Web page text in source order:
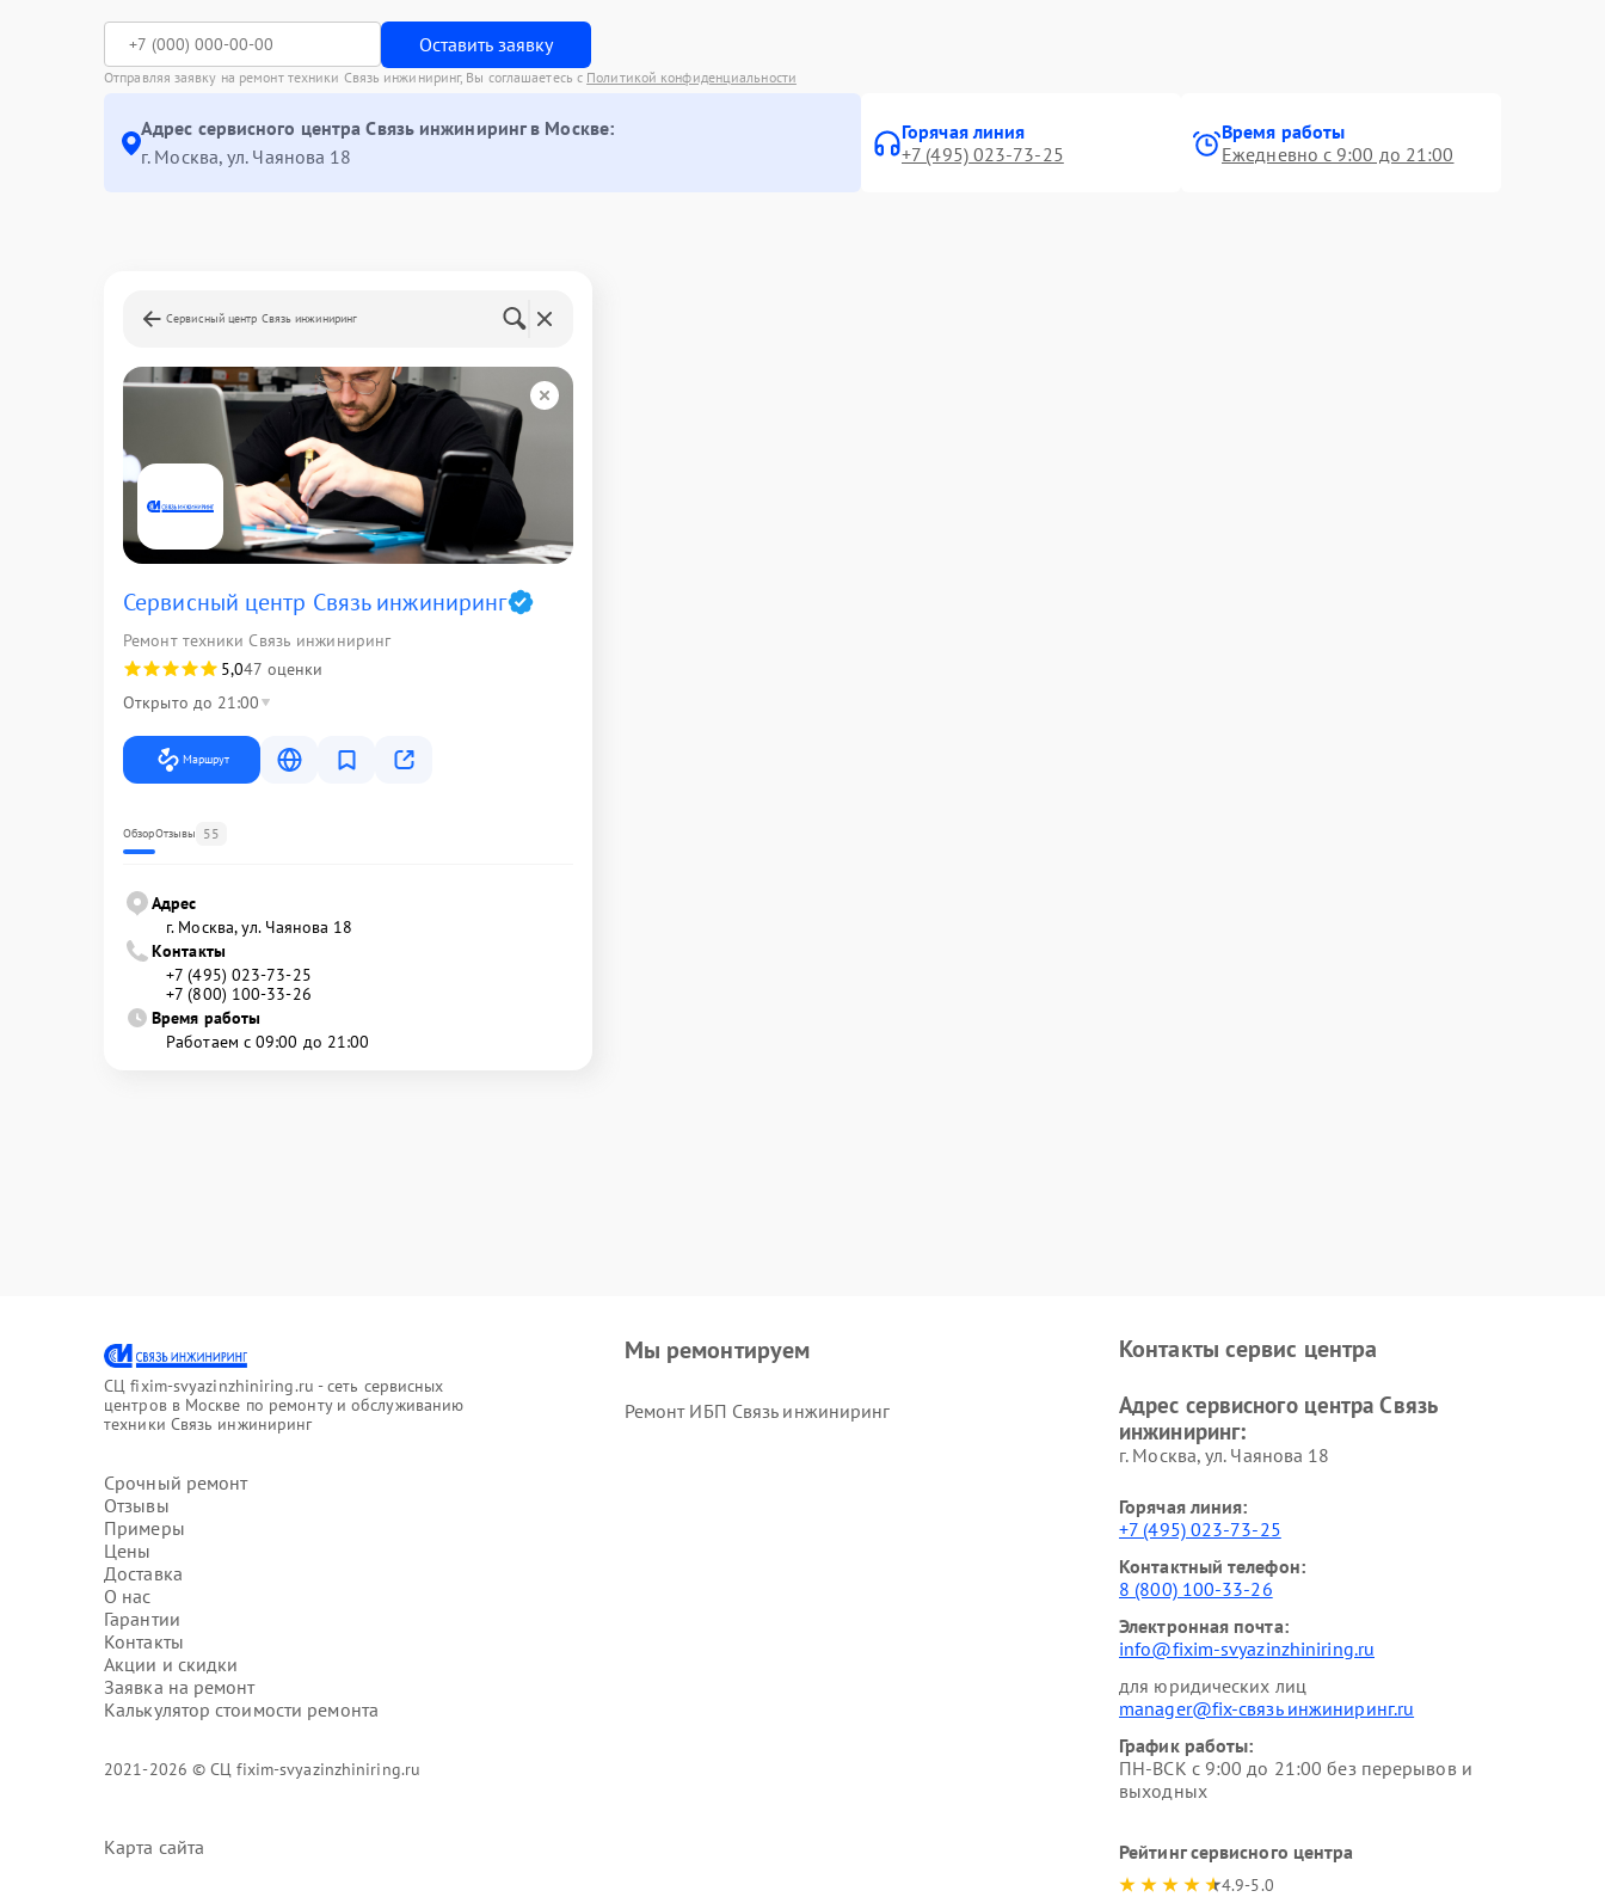
Оставить заявку
Отправляя заявку на ремонт техники Связь инжиниринг, Вы соглашаетесь с Политикой конфиденциальности
Адрес сервисного центра Связь инжиниринг в Москве:
г. Москва, ул. Чаянова 18
Горячая линия
+7 (495) 023-73-25
Время работы
Ежедневно с 9:00 до 21:00
Сервисный центр Связь инжиниринг
Сервисный центр Связь инжиниринг
Ремонт техники Связь инжиниринг
5,047 оценки
Открыто до 21:00
Маршрут
ОбзорОтзывы 55
Адрес
г. Москва, ул. Чаянова 18
Контакты
+7 (495) 023-73-25
+7 (800) 100-33-26
Время работы
Работаем с 09:00 до 21:00
СЦ fixim-svyazinzhiniring.ru - сеть сервисных
центров в Москве по ремонту и обслуживанию
техники Связь инжиниринг
Срочный ремонт
Отзывы
Примеры
Цены
Доставка
О нас
Гарантии
Контакты
Акции и скидки
Заявка на ремонт
Калькулятор стоимости ремонта
2021-2026 © СЦ fixim-svyazinzhiniring.ru
Карта сайта
Мы ремонтируем
Ремонт ИБП Связь инжиниринг
Контакты сервис центра
Адрес сервисного центра Связь
инжиниринг:
г. Москва, ул. Чаянова 18
Горячая линия:
+7 (495) 023-73-25
Контактный телефон:
8 (800) 100-33-26
Электронная почта:
info@fixim-svyazinzhiniring.ru
для юридических лиц
manager@fix-связь инжиниринг.ru
График работы:
ПН-ВСК с 9:00 до 21:00 без перерывов и
выходных
Рейтинг сервисного центра
4.9-5.0